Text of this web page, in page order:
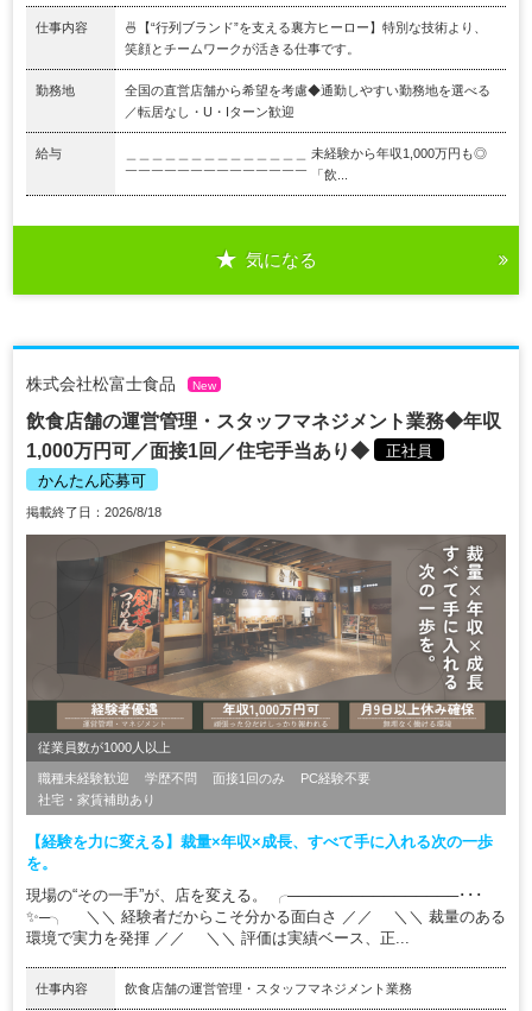
仕事内容
🍜【“行列ブランド”を支える裏方ヒーロー】特別な技術より、
笑顔とチームワークが活きる仕事です。
勤務地
全国の直営店舗から希望を考慮◆通勤しやすい勤務地を選べる
／転居なし・U・Iターン歓迎
給与
＿＿＿＿＿＿＿＿＿＿＿＿＿＿ 未経験から年収1,000万円も◎
￣￣￣￣￣￣￣￣￣￣￣￣￣￣ 「飲...
気になる
株式会社松富士食品 New
飲食店舗の運営管理・スタッフマネジメント業務◆年収
1,000万円可／面接1回／住宅手当あり◆
正社員
かんたん応募可
掲載終了日：2026/8/18
従業員数が1000人以上
職種未経験歓迎 学歴不問 面接1回のみ
PC経験不要
社宅・家賃補助あり
【経験を力に変える】裁量×年収×成長、すべて手に入れる次の一歩
を。
現場の“その一手”が、店を変える。 ╭────────────────･･･
✨─╮ ＼＼ 経験者だからこそ分かる面白さ ／／ ＼＼ 裁量のある
環境で実力を発揮 ／／ ＼＼ 評価は実績ベース、正...
仕事内容 飲食店舗の運営管理・スタッフマネジメント業務